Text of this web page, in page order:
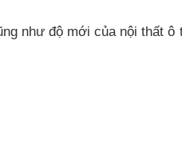
như độ mới của nội thất ô